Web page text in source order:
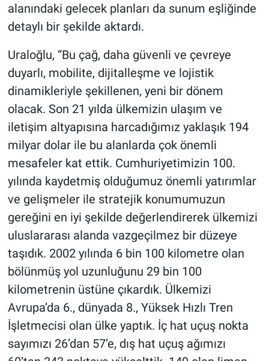
alanındaki gelecek planları da sunum eşliğinde
detaylı bir şekilde aktardı.
Uraloğlu, “Bu çağ, daha güvenli ve çevreye
duyarlı, mobilite, dijitalleşme ve lojistik
dinamikleriyle şekillenen, yeni bir dönem
olacak. Son 21 yılda ülkemizin ulaşım ve
iletişim altyapısına harcadığımız yaklaşık 194
milyar dolar ile bu alanlarda çok önemli
mesafeler kat ettik. Cumhuriyetimizin 100.
yılında kaydetmiş olduğumuz önemli yatırımlar
ve gelişmeler ile stratejik konumumuzun
gereğini en iyi şekilde değerlendirerek ülkemizi
uluslararası alanda vazgeçilmez bir düzeye
taşıdık. 2002 yılında 6 bin 100 kilometre olan
bölünmüş yol uzunluğunu 29 bin 100
kilometrenin üstüne çıkardık. Ülkemizi
Avrupa’da 6., dünyada 8., Yüksek Hızlı Tren
İşletmecisi olan ülke yaptık. İç hat uçuş nokta
sayımızı 26’dan 57’e, dış hat uçuş ağımızı